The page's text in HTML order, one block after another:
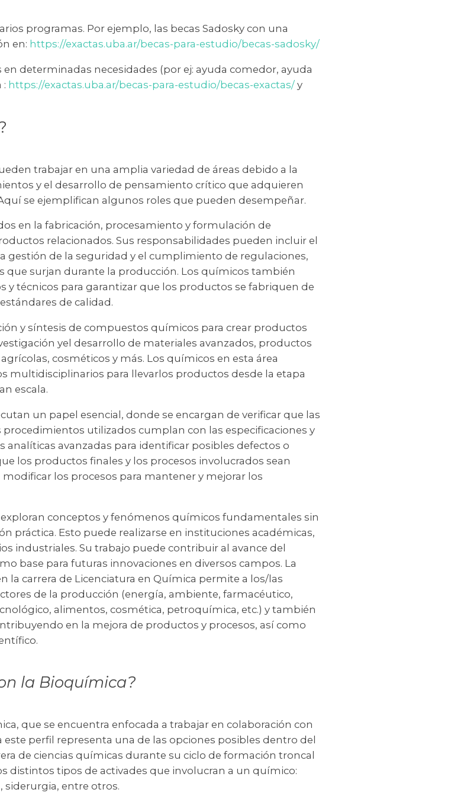
programas. Por ejemplo, las becas Sadosky con una
en: https://exactas.uba.ar/becas-para-estudio/becas-sadosky/
determinadas necesidades (por ej: ayuda comedor, ayuda
: https://exactas.uba.ar/becas-para-estudio/becas-exactas/ y
trabajar en una amplia variedad de áreas debido a la
y el desarrollo de pensamiento crítico que adquieren
se ejemplifican algunos roles que pueden desempeñar.
en la fabricación, procesamiento y formulación de
relacionados. Sus responsabilidades pueden incluir el
gestión de la seguridad y el cumplimiento de regulaciones,
que surjan durante la producción. Los químicos también
y técnicos para garantizar que los productos se fabriquen de
de calidad.
y síntesis de compuestos químicos para crear productos
yel desarrollo de materiales avanzados, productos
cosméticos y más. Los químicos en esta área
multidisciplinarios para llevarlos productos desde la etapa
escala.
un papel esencial, donde se encargan de verificar que las
utilizados cumplan con las especificaciones y
analíticas avanzadas para identificar posibles defectos o
los productos finales y los procesos involucrados sean
los procesos para mantener y mejorar los
exploran conceptos y fenómenos químicos fundamentales sin
práctica. Esto puede realizarse en instituciones académicas,
industriales. Su trabajo puede contribuir al avance del
base para futuras innovaciones en diversos campos. La
la carrera de Licenciatura en Química permite a los/las
de la producción (energía, ambiente, farmacéutico,
alimentos, cosmética, petroquímica, etc.) y también
en la mejora de productos y procesos, así como
la Bioquímica?
que se encuentra enfocada a trabajar en colaboración con
este perfil representa una de las opciones posibles dentro del
de ciencias químicas durante su ciclo de formación troncal
distintos tipos de activades que involucran a un químico:
entre otros.